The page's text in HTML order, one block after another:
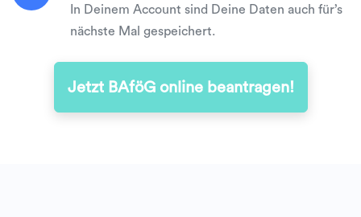
In Deinem Account sind Deine Daten auch für’s
nächste Mal gespeichert.
Jetzt BAföG online beantragen!